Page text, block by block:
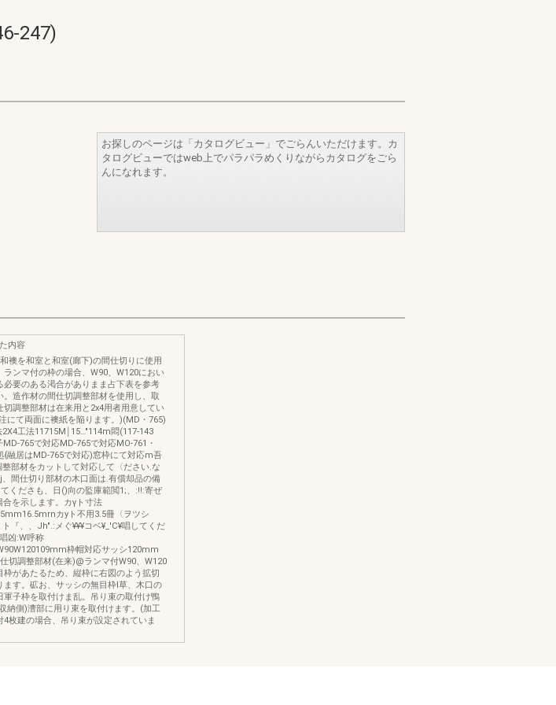
247)
お探しのページは「カタログビュー」でごらんいただけます。カ
タログビューではweb上でパラパラめくりながらカタログをごら
んになれます。
内容
襖を和室と和室(廊下)の間仕切りに使用
ランマ付の枠の場合、W90、W120におい
必要のある渇合がありまま占下表を参考
。造作材の間仕切調整部材を使用し、取
切調整部材は在来用と2x4用者用意してい
にて両面に襖紙を陥ります。)(MD・765)
工法11715M￨15…"114m悶(117-143
765で対応MD-765で対応MO-761・
{融居はMD-765で対応)窓枠にて対応m吾
部材をカットして対応して〈ださい.な
、間仕切り部材の木口面は.有償却品の備
くださも、日()向の監庫範閲1;、:!!:寄ぜ
を示します。カγト寸法
カyト不用3.5冊〈ヲツシ
『、、Jh".:メぐ¥¥¥コベ¥_'C¥唱してくだ
凶:W呼称
枠帽対応サッシ120mm
切調整部材(在来)@ランマ付W90、W120
があたるため、縦枠に右図のよう拡切
ます。砿お、サッシの無目枠l草、木口の
軍子枠を取付けま乱。吊り束の取付け鴨
納側)漕部に用り束を取付けます。(加工
枚建の場合、吊り束が設定されていま